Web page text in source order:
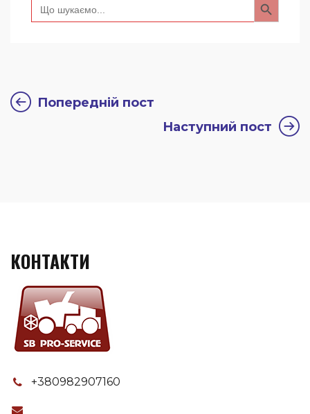
for:
Попередній пост
Наступний пост
КОНТАКТИ
+380982907160